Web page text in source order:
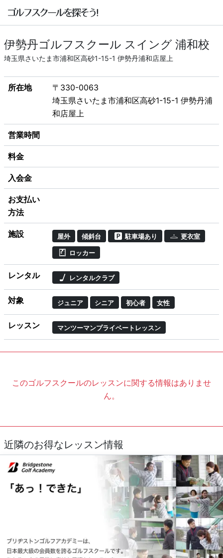
伊勢丹ゴルフスクール スイング 浦和校
埼玉県さいたま市浦和区高砂1-15-1 伊勢丹浦和店屋上
所在地
〒330-0063
埼玉県さいたま市浦和区高砂1-15-1 伊勢丹浦
和店屋上
営業時間
料金
入会金
お支払い
方法
施設 屋外 傾斜台 駐車場あり 更衣室
ロッカー
レンタル レンタルクラブ
対象 ジュニア シニア 初心者 女性
レッスン マンツーマンプライベートレッスン
このゴルフスクールのレッスンに関する情報はありませ
ん。
近隣のお得なレッスン情報